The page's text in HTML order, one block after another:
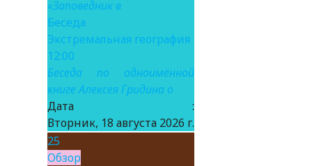
«Заповедник в
Беседа
Экстремальная география
12:00
Беседа по одноимённой
книге Алексея Гридина о
Дата :
Вторник, 18 августа 2026 г.
25
Обзор